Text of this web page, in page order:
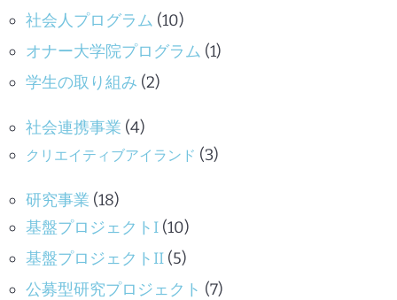
社会人プログラム (10)
オナー大学院プログラム (1)
学生の取り組み (2)
社会連携事業 (4)
クリエイティブアイランド (3)
研究事業 (18)
基盤プロジェクトI (10)
基盤プロジェクトII (5)
公募型研究プロジェクト (7)